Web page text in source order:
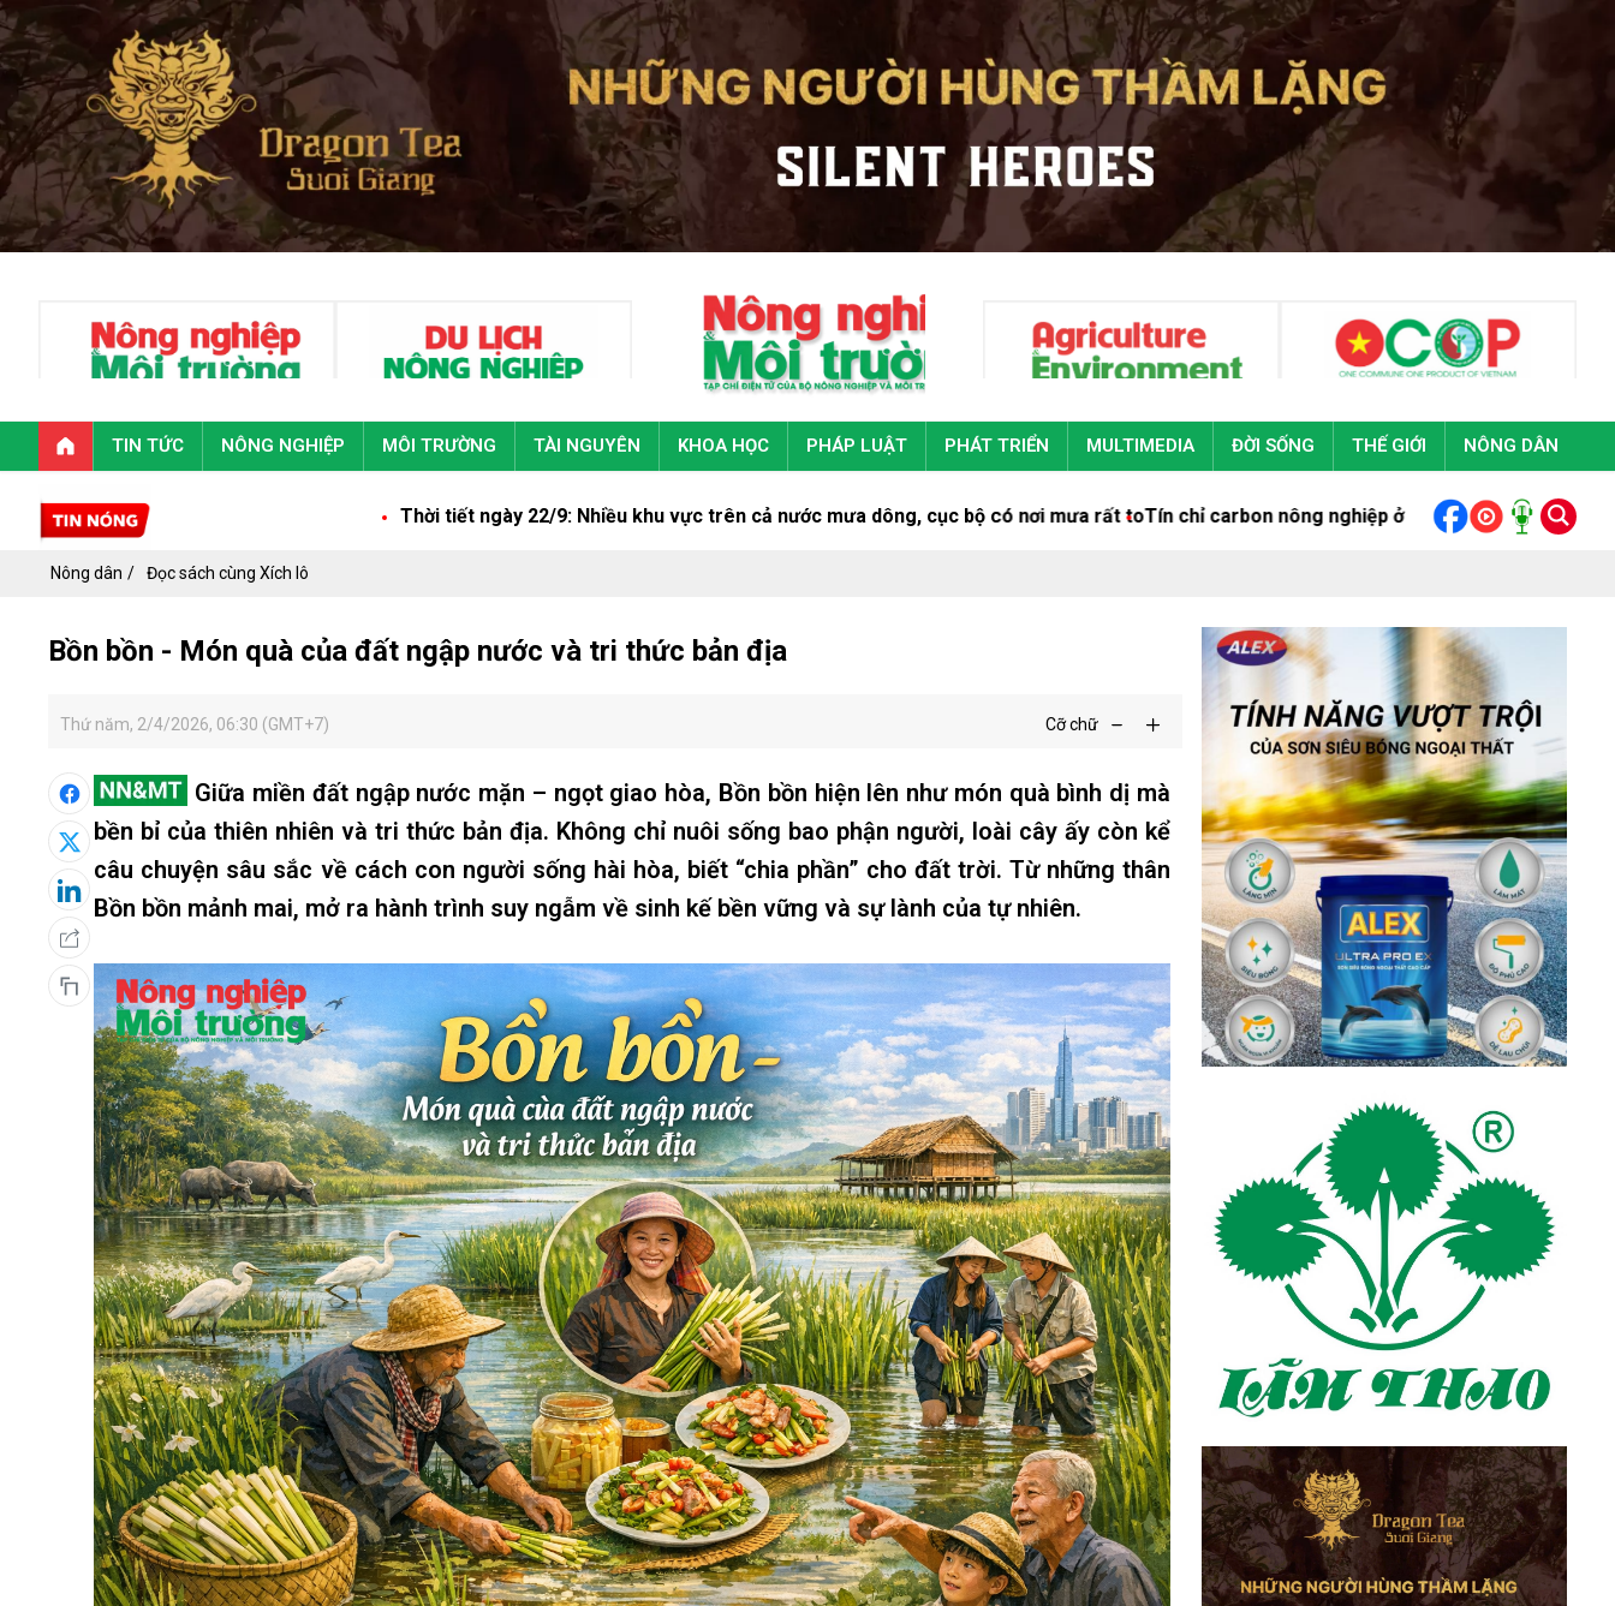
TIN TỨC NÔNG NGHIỆP MÔI TRƯỜNG TÀI NGUYÊN KHOA HỌC PHÁP LUẬT PHÁT TRIỂN MULTIMEDIA ĐỜI SỐNG THẾ GIỚI NÔNG DÂN
Thời tiết ngày 22/9: Nhiều khu vực trên cả nước mưa dông, cục bộ có nơi mưa rất toTín chỉ carbon nông nghiệp ở Nghệ An: Giảm phát thải, không giảm
Nông dân Đọc sách cùng Xích lô
Bồn bồn - Món quà của đất ngập nước và tri thức bản địa
Thứ năm, 2/4/2026, 06:30 (GMT+7) Cỡ chữ
Giữa miền đất ngập nước mặn – ngọt giao hòa, Bồn bồn hiện lên như món quà bình dị mà
bền bỉ của thiên nhiên và tri thức bản địa. Không chỉ nuôi sống bao phận người, loài cây ấy còn kể
câu chuyện sâu sắc về cách con người sống hài hòa, biết “chia phần” cho đất trời. Từ những thân
Bồn bồn mảnh mai, mở ra hành trình suy ngẫm về sinh kế bền vững và sự lành của tự nhiên.